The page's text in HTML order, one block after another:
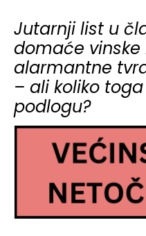
Jutarnji list u
domaće
alarmantne
– ali koliko
podlogu?